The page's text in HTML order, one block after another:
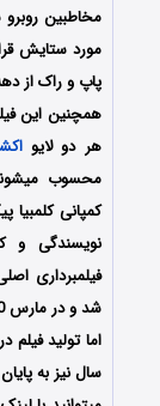
مخاطبین روبرو
مورد ستایش
پاپ و راک از
همچنین این
هر دو لایو
کمپانی کلمبیا
نویسندگی و
سال نیز به